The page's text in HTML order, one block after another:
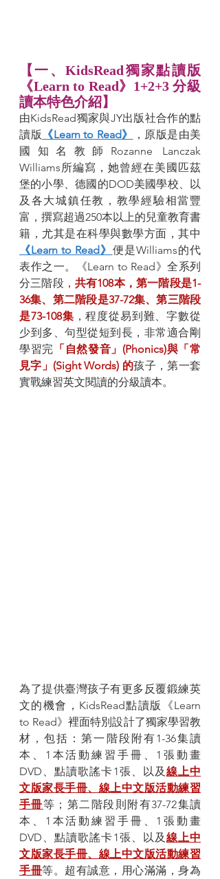
【一、KidsRead獨家點讀版
《Learn to Read》1+2+3 分級
讀本特色介紹】
由KidsRead獨家與JY出版社合作的點
讀版 《Learn to Read》
，原版是由美
國知名教師Rozanne Lanczak
Williams所編寫，她曾經在美國匹茲
堡的小學、德國的DOD美國學校、以
及各大城鎮任教，教學經驗相當豐
富，撰寫超過250本以上的兒童教育書
籍，尤其是在科學與數學方面，其中
《Learn to Read》 便是Williams的代
表作之一。《Learn to Read》全系列
分三階段， 共有108本，第一階段是1-
36集、第二階段是37-72集、第三階段
是73-108集 ，程度從易到難、字數從
少到多、句型從短到長，非常適合剛
學習完 「自然發音」(Phonics)與「常
見字」(Sight Words) 的孩子，第一套
實戰練習英文閱讀的分級讀本。
為了提供臺灣孩子有更多反覆鍛練英
文的機會，KidsRead點讀版《Learn
to Read》裡面特別設計了獨家學習教
材，包括：第一階段附有1-36集讀
本、1本活動練習手冊、1張動畫
DVD、點讀歌謠卡1張、以及 線上中
文版家長手冊、線上中文版活動練習
手冊等；第二階段則附有37-72集讀
本、1本活動練習手冊、1張動畫
DVD、點讀歌謠卡1張、以及 線上中
文版家長手冊、線上中文版活動練習
手冊等。超有誠意，用心滿滿，身為